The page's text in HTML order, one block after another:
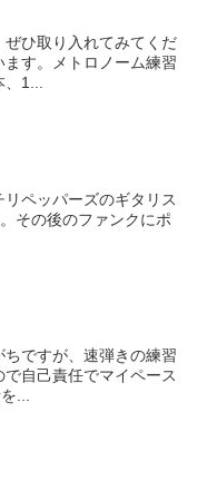
ひ取り入れてみてくだ
す。メトロノーム練習
、1...
ペッパーズのギタリス
その後のファンクにポ
ですが、速弾きの練習
自己責任でマイペース
...